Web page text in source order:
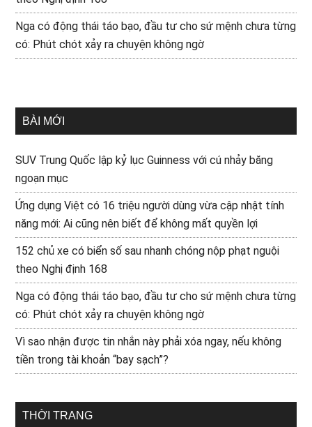
Nga có động thái táo bạo, đầu tư cho sứ mệnh chưa từng
có: Phút chót xảy ra chuyện không ngờ
BÀI MỚI
SUV Trung Quốc lập kỷ lục Guinness với cú nhảy băng
ngoạn mục
Ứng dụng Việt có 16 triệu người dùng vừa cập nhật tính
năng mới: Ai cũng nên biết để không mất quyền lợi
152 chủ xe có biển số sau nhanh chóng nộp phạt nguội
theo Nghị định 168
Nga có động thái táo bạo, đầu tư cho sứ mệnh chưa từng
có: Phút chót xảy ra chuyện không ngờ
Vì sao nhận được tin nhắn này phải xóa ngay, nếu không
tiền trong tài khoản “bay sạch”?
THỜI TRANG